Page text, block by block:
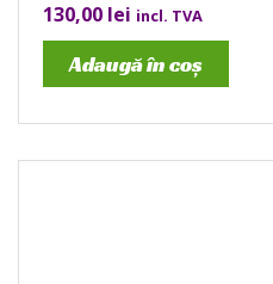
130,00 lei incl. TVA
Adaugă în coș